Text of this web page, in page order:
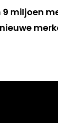
miljoen